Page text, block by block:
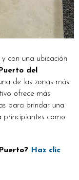
con una ubicación
del
de las zonas más
ofrece más
para brindar una
principiantes como
Haz clic